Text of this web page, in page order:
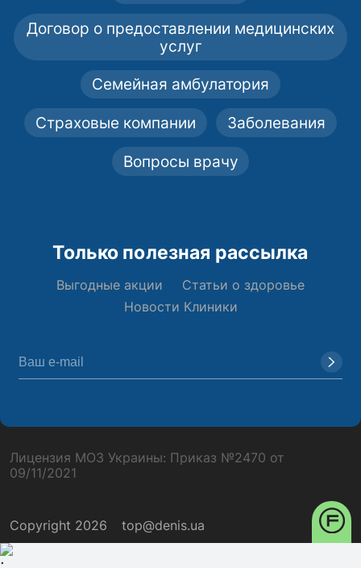
Договор о предоставлении медицинских
услуг
Семейная амбулатория
Страховые компании Заболевания
Вопросы врачу
Только полезная рассылка
Выгодные акции
Статьи о здоровье
Новости Клиники
Copyright 2026 top@denis.ua
Лицензия МОЗ Украины: Приказ №2470 от
09/11/2021